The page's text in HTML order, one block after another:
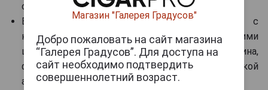
смородины, вишни, малины и абрикоса.
Вкус: мягкий, лёгкий и сбалансированный, с
насыщенной фруктовой основой, яркими
цитрусовыми акцентами, нюансами лавандина,
фруктовым послевкусием и аппетитной горчинкой
апельсиновой цедры.
Магазин "Галерея Градусов"
Добро пожаловать на сайт магазина
“Галерея Градусов”. Для доступа на
сайт необходимо подтвердить
совершеннолетний возраст.